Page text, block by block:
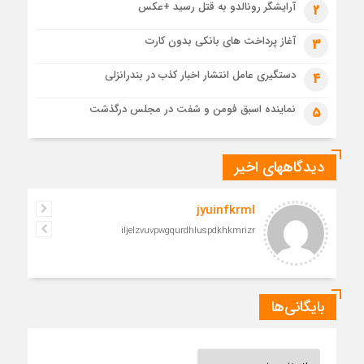
رهبرشهید
مراسم تشییع پیکر رهبر شهید در قم به پایان رسید
2 آرایشگر رونالدو به قتل رسید +عکس
3 آغاز پرداخت های بانکی بدون کارت
4 دستگیری عامل انتشار اخبار کذب در بندرانزلی
5 نماینده اسبق فومن و شفت در مجلس درگذشت
دیدگاههای اخیر
jyuinfkrml
iljelzvuvpwgqurdhluspdkhkmrizr
بایگانی‌ها
بایگانی‌ها